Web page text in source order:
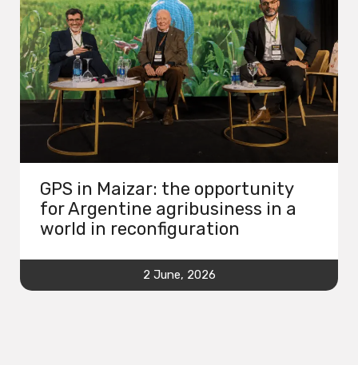
GPS in Maizar: the opportunity
for Argentine agribusiness in a
world in reconfiguration
2 June, 2026